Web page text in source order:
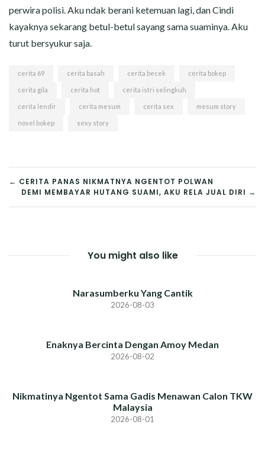
perwira polisi. Aku ndak berani ketemuan lagi, dan Cindi
kayaknya sekarang betul-betul sayang sama suaminya. Aku
turut bersyukur saja.
cerita 69 cerita basah cerita becek cerita bokep
cerita gila cerita hot cerita istri selingkuh
cerita lendir cerita mesum cerita sex mesum story
novel bokep sexy story
POST
NAVIGATION
← CERITA PANAS NIKMATNYA NGENTOT POLWAN
DEMI MEMBAYAR HUTANG SUAMI, AKU RELA JUAL DIRI →
You might also like
Narasumberku Yang Cantik
2026-08-03
Enaknya Bercinta Dengan Amoy Medan
2026-08-02
Nikmatinya Ngentot Sama Gadis Menawan Calon TKW
Malaysia
2026-08-01